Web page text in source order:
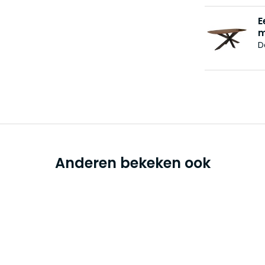
Anderen bekeken ook